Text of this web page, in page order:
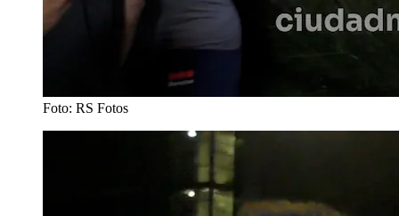
Foto: RS Fotos